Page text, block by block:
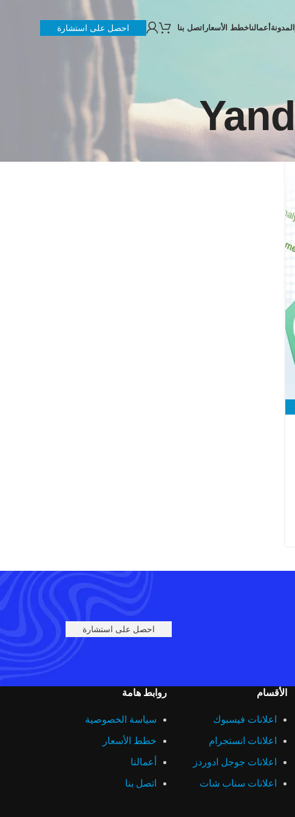
المدونةأعمالناخطط الأسعار اتصل بنا احصل على استشارة
احصل على استشارة
الأقسام
اعلانات فيسبوك
اعلانات انستجرام
اعلانات جوجل ادوردز
اعلانات سناب شات
روابط هامة
سياسة الخصوصية
خطط الأسعار
أعمالنا
اتصل بنا